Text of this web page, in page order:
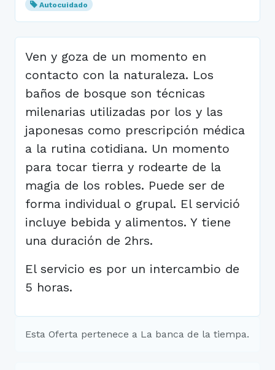
Autocuidado
Ven y goza de un momento en
contacto con la naturaleza. Los
baños de bosque son técnicas
milenarias utilizadas por los y las
japonesas como prescripción médica
a la rutina cotidiana. Un momento
para tocar tierra y rodearte de la
magia de los robles. Puede ser de
forma individual o grupal. El servició
incluye bebida y alimentos. Y tiene
una duración de 2hrs.
El servicio es por un intercambio de
5 horas.
Esta Oferta pertenece a La banca de la tiempa.